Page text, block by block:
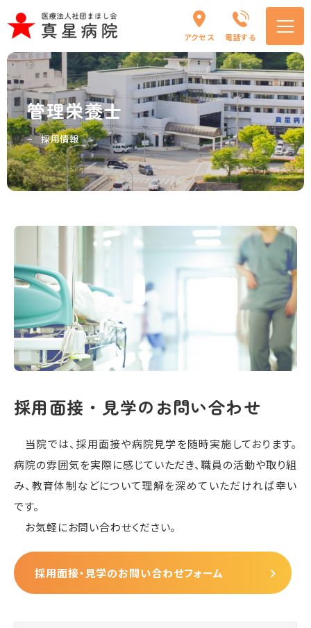
アクセス 電話する
管理栄養士
採用情報
採用面接・見学のお問い合わせ
当院では、採用面接や病院見学を随時実施しております。
病院の雰囲気を実際に感じていただき、職員の活動や取り組
み、教育体制などについて理解を深めていただければ幸い
です。
お気軽にお問い合わせください。
採用面接・見学のお問い合わせフォーム